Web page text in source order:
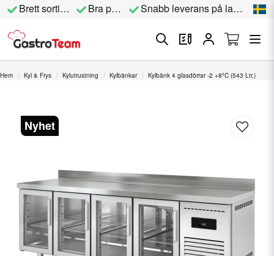
Brett sortiment Bra priser Snabb leverans på lagervara
Hem Kyl & Frys Kylutrustning Kylbänkar Kylbänk 4 glasdörrar -2 +8ºC (543 Ltr.)
Nyhet